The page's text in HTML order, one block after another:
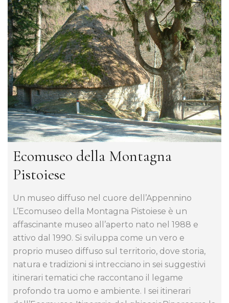
Ecomuseo della Montagna
Pistoiese
Un museo diffuso nel cuore dell’Appennino
L’Ecomuseo della Montagna Pistoiese è un
affascinante museo all’aperto nato nel 1988 e
attivo dal 1990. Si sviluppa come un vero e
proprio museo diffuso sul territorio, dove storia,
natura e tradizioni si intrecciano in sei suggestivi
itinerari tematici che raccontano il legame
profondo tra uomo e ambiente. I sei itinerari